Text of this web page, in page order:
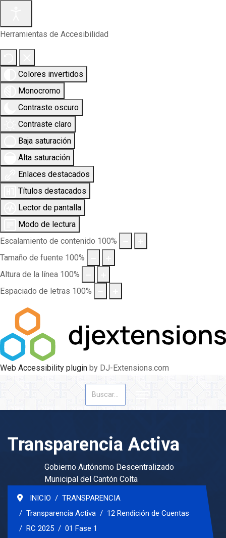
Herramientas de Accesibilidad
Colores invertidos
Monocromo
Contraste oscuro
Contraste claro
Baja saturación
Alta saturación
Enlaces destacados
Títulos destacados
Lector de pantalla
Modo de lectura
Escalamiento de contenido 100%
Tamaño de fuente 100%
Altura de la línea 100%
Espaciado de letras 100%
Web Accessibility plugin by DJ-Extensions.com
Buscar
Transparencia Activa
Gobierno Autónomo Descentralizado
Municipal del Cantón Colta
INICIO
TRANSPARENCIA
Transparencia Activa
12 Rendición de Cuentas
RC 2025
01 Fase 1